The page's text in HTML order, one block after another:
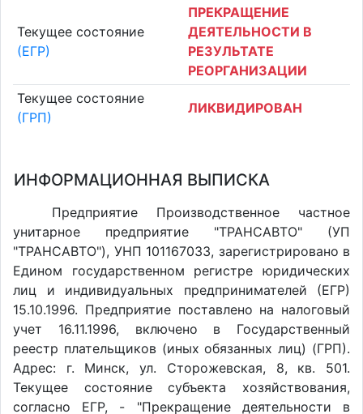
Текущее состояние
(ЕГР)
ПРЕКРАЩЕНИЕ
ДЕЯТЕЛЬНОСТИ В
РЕЗУЛЬТАТЕ
РЕОРГАНИЗАЦИИ
Текущее состояние
(ГРП)
ЛИКВИДИРОВАН
ИНФОРМАЦИОННАЯ ВЫПИСКА
Предприятие Производственное частное
унитарное предприятие "ТРАНСАВТО" (УП
"ТРАНСАВТО"), УНП 101167033, зарегистрировано в
Едином государственном регистре юридических
лиц и индивидуальных предпринимателей (ЕГР)
15.10.1996. Предприятие поставлено на налоговый
учет 16.11.1996, включено в Государственный
реестр плательщиков (иных обязанных лиц) (ГРП).
Адрес: г. Минск, ул. Сторожевская, 8, кв. 501.
Текущее состояние субъекта хозяйствования,
согласно ЕГР, - "Прекращение деятельности в